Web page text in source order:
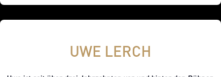
UWE LERCH